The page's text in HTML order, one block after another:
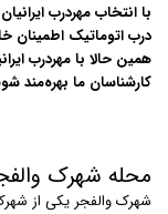
با انتخاب مهردرب
درب اتوماتیک اطمینان
همین حالا با مهردرب
کارشناسان ما بهره‌مند
محله شهرک
شهرک والفجر یکی از